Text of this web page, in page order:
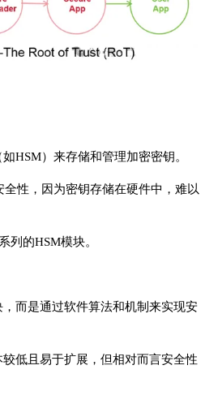
HSM）来存储和管理加密密钥。
全性，因为密钥存储在硬件中，难以
列的HSM模块。
而是通过软件算法和机制来实现安
低且易于扩展，但相对而言安全性